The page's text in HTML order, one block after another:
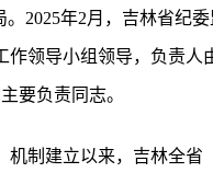
2025年2月，吉林省纪委
作领导小组领导，负责人
要负责同志。
机制建立以来，吉林全省